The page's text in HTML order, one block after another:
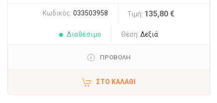
Κωδικός: 033503958 Τιμή: 135,80 €
Διαθέσιμο Θέση: Δεξιά
ΠΡΟΒΟΛΗ
ΣΤΟ ΚΑΛΆΘΙ